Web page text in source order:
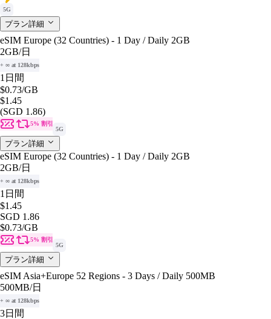
5G
プラン詳細
eSIM Europe (32 Countries) - 1 Day / Daily 2GB
2GB/日
+ ∞ at 128kbps
1日間
$0.73/GB
$1.45
(SGD 1.86)
5% 割引
5G
プラン詳細
eSIM Europe (32 Countries) - 1 Day / Daily 2GB
2GB/日
+ ∞ at 128kbps
1日間
$1.45
SGD 1.86
$0.73/GB
5% 割引
5G
プラン詳細
eSIM Asia+Europe 52 Regions - 3 Days / Daily 500MB
500MB/日
+ ∞ at 128kbps
3日間